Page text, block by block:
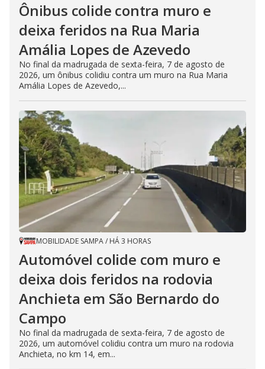
Ônibus colide contra muro e
deixa feridos na Rua Maria
Amália Lopes de Azevedo
No final da madrugada de sexta-feira, 7 de agosto de
2026, um ônibus colidiu contra um muro na Rua Maria
Amália Lopes de Azevedo,...
MOBILIDADE SAMPA/ HÁ 3 HORAS
Automóvel colide com muro e
deixa dois feridos na rodovia
Anchieta em São Bernardo do
Campo
No final da madrugada de sexta-feira, 7 de agosto de
2026, um automóvel colidiu contra um muro na rodovia
Anchieta, no km 14, em...